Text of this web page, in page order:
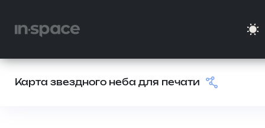
Карта звездного неба для печати